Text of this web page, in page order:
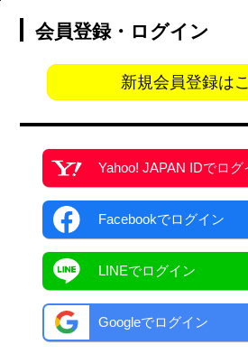
会員登録・ログイン
新規会員登録は
Yahoo! JAPAN IDでログ
Facebookでログイン
LINEでログイン
Googleでログイン